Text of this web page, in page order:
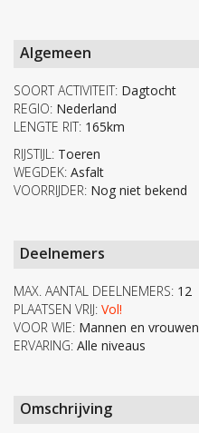
Algemeen
SOORT ACTIVITEIT: Dagtocht
REGIO: Nederland
LENGTE RIT: 165km
RIJSTIJL: Toeren
WEGDEK: Asfalt
VOORRIJDER: Nog niet bekend
Deelnemers
MAX. AANTAL DEELNEMERS: 12
PLAATSEN VRIJ: Vol!
VOOR WIE: Mannen en vrouwen
ERVARING: Alle niveaus
Omschrijving